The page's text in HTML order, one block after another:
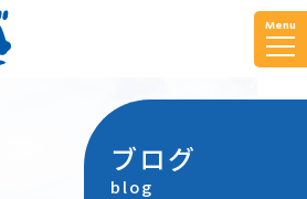
Menu
ブログ
blog